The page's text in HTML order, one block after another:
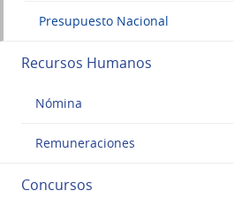
Presupuesto Nacional
Recursos Humanos
Nómina
Remuneraciones
Concursos